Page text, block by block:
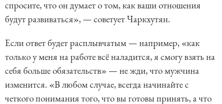
спросите, что он думает о том, как ваши отношения
будут развиваться», — советует Чаркхутян.
Если ответ будет расплывчатым — например, «как
только у меня на работе всё наладится, я смогу взять на
себя больше обязательств» — не жди, что мужчина
изменится. «В любом случае, всегда начинайте с
четкого понимания того, что вы готовы принять, а что